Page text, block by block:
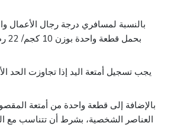
بالنسبة لمسافري درجة رجال الأعمال
يجب تسجيل أمتعة اليد إذا تجاوزت الحد
بالإضافة إلى قطعة واحدة من أمتعة
العناصر الشخصية، بشرط أن تتناسب مع